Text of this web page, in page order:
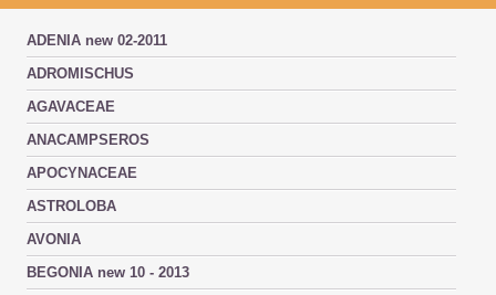
ADENIA new 02-2011
ADROMISCHUS
AGAVACEAE
ANACAMPSEROS
APOCYNACEAE
ASTROLOBA
AVONIA
BEGONIA new 10 - 2013